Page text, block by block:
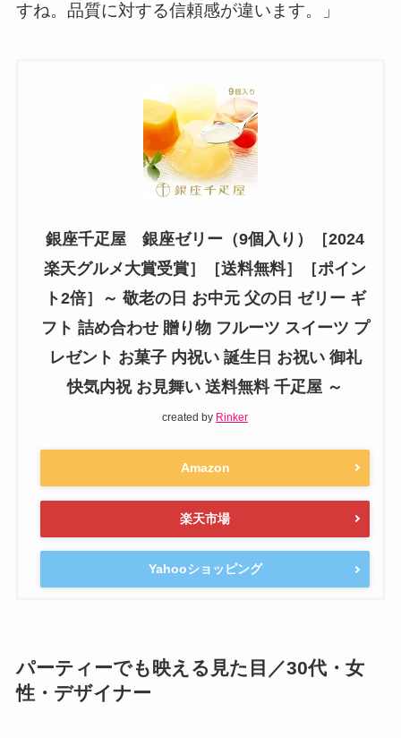
すね。品質に対する信頼感が違います。」
銀座千疋屋 銀座ゼリー（9個入り）［2024
楽天グルメ大賞受賞］［送料無料］［ポイン
ト2倍］～ 敬老の日 お中元 父の日 ゼリー ギ
フト 詰め合わせ 贈り物 フルーツ スイーツ プ
レゼント お菓子 内祝い 誕生日 お祝い 御礼
快気内祝 お見舞い 送料無料 千疋屋 ～
created by Rinker
Amazon
楽天市場
Yahooショッピング
パーティーでも映える見た目／30代・女
性・デザイナー